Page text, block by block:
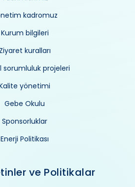
kadromuz
Kurum bilgileri
Ziyaret kuralları
sorumluluk projeleri
yönetimi
Gebe Okulu
Sponsorluklar
Enerji Politikası
ve Politikalar